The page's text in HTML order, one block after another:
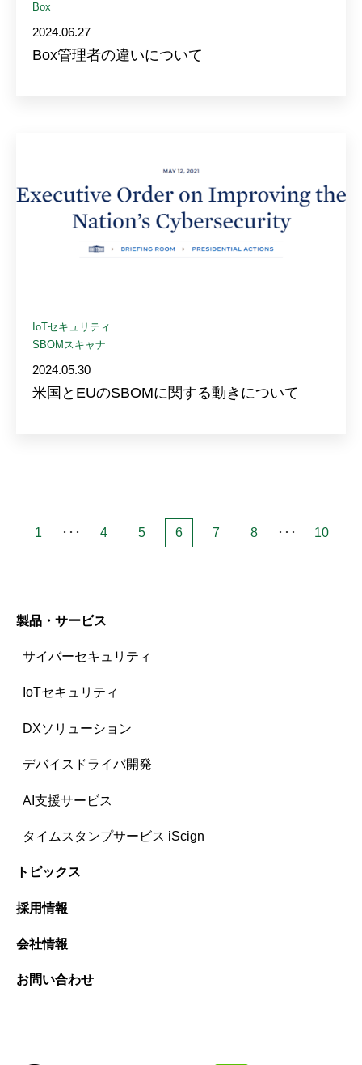
Box
2024.06.27
Box管理者の違いについて
IoTセキュリティ
SBOMスキャナ
2024.05.30
米国とEUのSBOMに関する動きについて
1 ･･･ 4 5 6 7 8 ･･･ 10
製品・サービス
サイバーセキュリティ
IoTセキュリティ
DXソリューション
デバイスドライバ開発
AI支援サービス
タイムスタンプサービス iScign
トピックス
採用情報
会社情報
お問い合わせ